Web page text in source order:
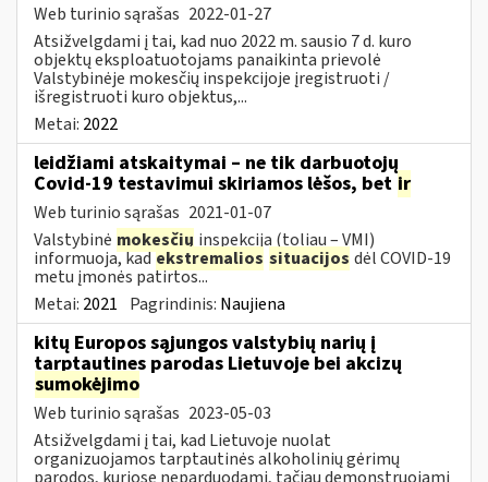
Web turinio sąrašas 2022-01-27
Atsižvelgdami į tai, kad nuo 2022 m. sausio 7 d. kuro
objektų eksploatuotojams panaikinta prievolė
Valstybinėje mokesčių inspekcijoje įregistruoti /
išregistruoti kuro objektus,...
Metai: 2022
leidžiami atskaitymai – ne tik darbuotojų
Covid-19 testavimui skiriamos lėšos, bet ir
Web turinio sąrašas 2021-01-07
Valstybinė mokesčių inspekcija (toliau – VMI)
informuoja, kadekstremalios situacijos dėl COVID-19
metu įmonės patirtos...
Metai: 2021 Pagrindinis: Naujiena
kitų Europos sąjungos valstybių narių į
tarptautines parodas Lietuvoje bei akcizų
sumokėjimo
Web turinio sąrašas 2023-05-03
Atsižvelgdami į tai, kad Lietuvoje nuolat
organizuojamos tarptautinės alkoholinių gėrimų
parodos, kuriose neparduodami, tačiau demonstruojami